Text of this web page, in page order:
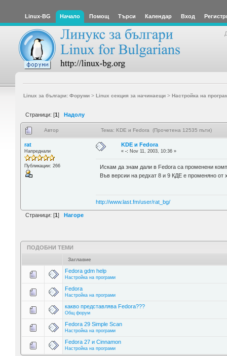
Linux-BG Начало Помощ Търси Календар Вход
Linux за българи: Форуми> Linux секция за начинаещи> Настройка на
Страници: [1] Надолу
Автор Тема: KDE и Fedora (Прочетена 12535 пъти)
rat
Напреднали
Публикации: 266
KDE и Fedora
«-: Nov 11, 2003, 10:36 »
Искам да знам дали в Fedora са променени
Във версии на редхат 8 и 9 КДЕ е променяно от
http://www.last.fm/user/rat_bg/
Страници: [1] Нагоре
ПОДОБНИ ТЕМИ
Заглавие
Fedora gdm help
Настройка на програми
Fedora
Настройка на програми
какво представлява Fedora???
Общ форум
Fedora 29 Simple Scan
Настройка на програми
Fedora 27 и Cinnamon
Настройка на програми